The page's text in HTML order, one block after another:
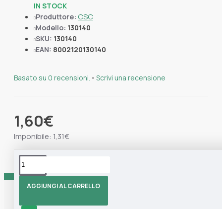
IN STOCK
Produttore: CSC
Modello: 130140
SKU: 130140
EAN: 8002120130140
Basato su 0 recensioni. - Scrivi una recensione
1,60€
Imponibile: 1,31€
AGGIUNGI AL CARRELLO
Tag: Scopa